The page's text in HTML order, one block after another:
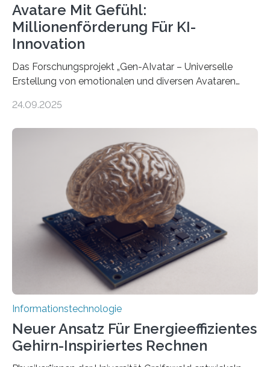
Avatare Mit Gefühl:
Millionenförderung Für KI-
Innovation
Das Forschungsprojekt „Gen-AIvatar – Universelle
Erstellung von emotionalen und diversen Avataren
Förderung in Höhe von rund 2 Millionen Euro. Dabei
der MindPort GmbH eine neuartige, KI-gestützte
Lösung zur Erzeugung von Emotionen für realistische
Avatare. Gen-AIvatar entwickelt innovative und
kosteneffiziente Methoden, um lebensechte Avatare zu
erstellen. „Besonders wichtig ist uns eine ganzheitliche
Animation, bei der Stimme, Körperbewegung, Gestik
und Mimik im Einklang sind…
24.09.2025
Informationstechnologie
Neuer Ansatz Für Energieeffizientes
Gehirn-Inspiriertes Rechnen